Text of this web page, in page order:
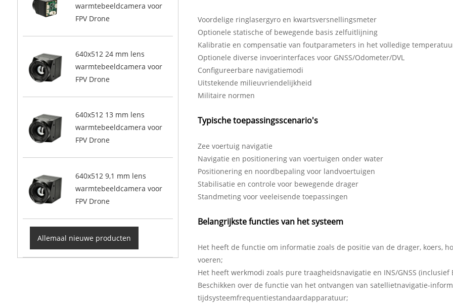
warmtebeeldcamera voor
FPV Drone
640x512 24 mm lens
warmtebeeldcamera voor
FPV Drone
640x512 13 mm lens
warmtebeeldcamera voor
FPV Drone
640x512 9,1 mm lens
warmtebeeldcamera voor
FPV Drone
Allemaal nieuwe producten
Voordelige ringlasergyro en kwartsversnellingsmeter
Optionele statische of bewegende basis zelfuitlijning
Kalibratie en compensatie van foutparameters in het volledige
Optionele diverse invoerinterfaces voor GNSS/Odometer/DVL
Configureerbare navigatiemodi
Uitstekende milieuvriendelijkheid
Militaire normen
Typische toepassingsscenario's
Zee voertuig navigatie
Navigatie en positionering van voertuigen onder water
Positionering en noordbepaling voor landvoertuigen
Stabilisatie en controle voor bewegende drager
Standmeting voor veeleisende toepassingen
Belangrijkste functies van het systeem
Het heeft de functie om informatie zoals de positie van de drager, koers,
voeren;
Het heeft werkmodi zoals pure traagheidsnavigatie en INS/GNSS
Beschikken over de functie van het ontvangen van satellietnavigatie-
tijdsysteemfrequentiestandaardapparatuur;